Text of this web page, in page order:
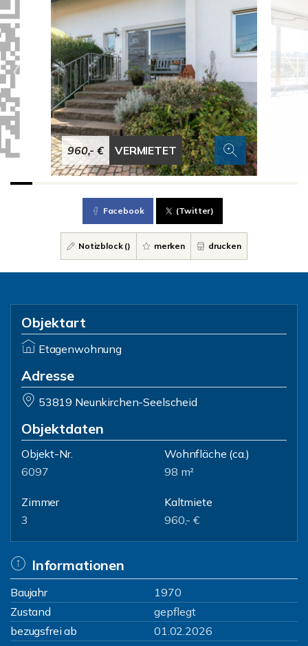
960,- € VERMIETET
Facebook (Twitter)
Notizblock () merken drucken
Objektart
Etagenwohnung
Adresse
53819 Neunkirchen-Seelscheid
Objektdaten
Objekt-Nr.
6097
Wohnfläche (ca.)
98 m²
Zimmer
3
Kaltmiete
960,- €
Informationen
Baujahr
1970
Zustand
gepflegt
bezugsfrei ab
01.02.2026